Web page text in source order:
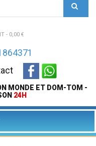
- 0,00 €
MONDE ET DOM-TOM -
24H